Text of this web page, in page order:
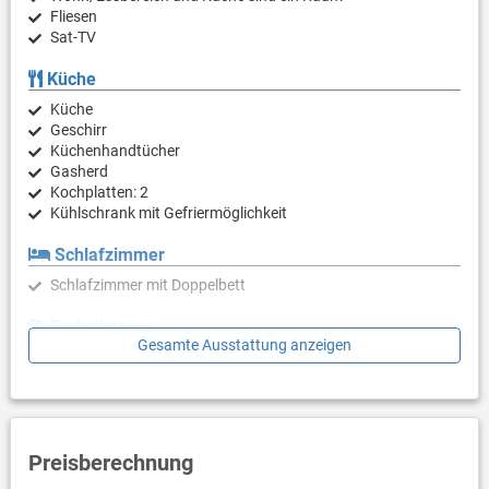
Fliesen
Sat-TV
Küche
Küche
Geschirr
Küchenhandtücher
Gasherd
Kochplatten: 2
Kühlschrank mit Gefriermöglichkeit
Schlafzimmer
Schlafzimmer mit Doppelbett
Badezimmer
Balkon & Terrasse
überdacht
Bestuhlung
Gesamte Ausstattung anzeigen
Preisberechnung